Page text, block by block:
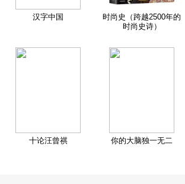
汉字中国
时尚史（跨越2500年的
时尚史诗）
十论汪曾祺 你的大脑独一无二